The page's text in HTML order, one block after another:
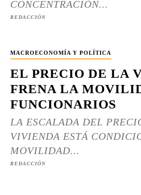
CONCENTRACIÓN...
REDACCIÓN
MACROECONOMÍA Y POLÍTICA
EL PRECIO DE LA
FRENA LA
FUNCIONARIOS
LA ESCALADA DEL
VIVIENDA ESTÁ
MOVILIDAD...
REDACCIÓN